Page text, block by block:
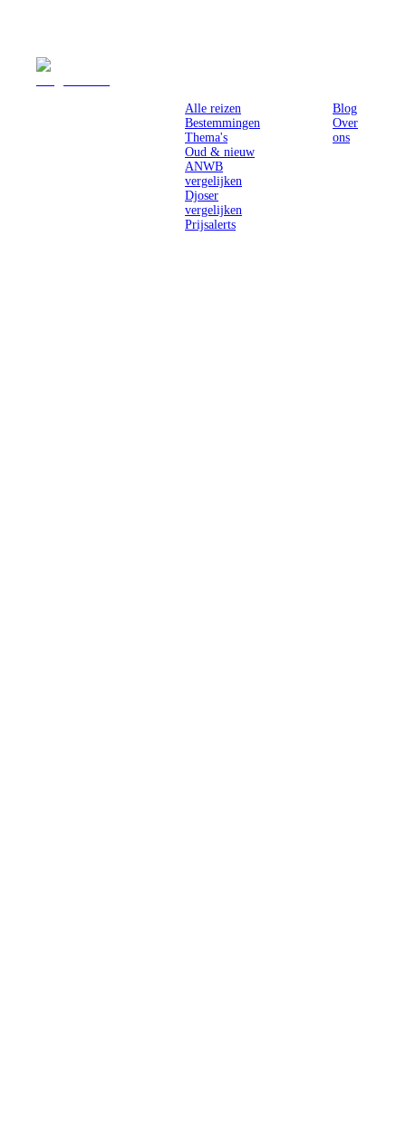
Alle reizen
Bestemmingen
Thema's
Oud & nieuw
ANWB
vergelijken
Djoser
vergelijken
Prijsalerts
Blog
Over
ons